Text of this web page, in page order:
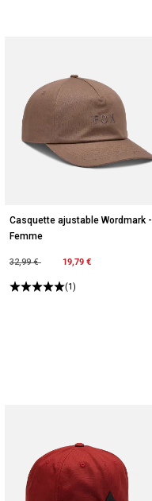
Casquette ajustable Wordmark -
Femme
Price reduced from
32,99 €to 19,79 €
(1)